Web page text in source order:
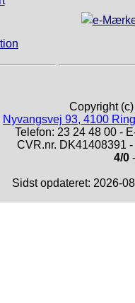
Copyright
Nyvangsvej 93, 4100
Telefon: 23 24 48 00 -
CVR.nr. DK41408391
4/0
Sidst opdateret: 2026-